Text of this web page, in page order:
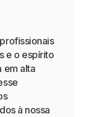
e o espírito
em alta
à nossa